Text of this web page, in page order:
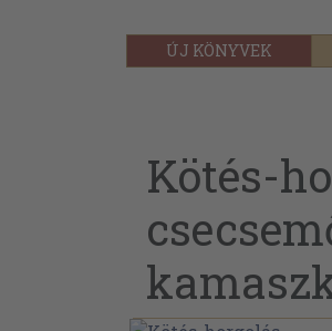
ÚJ KÖNYVEK
Kötés-